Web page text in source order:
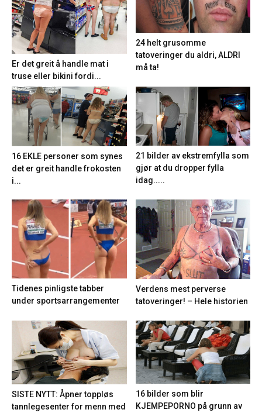
Er det greit å handle mat i
truse eller bikini fordi...
24 helt grusomme
tatoveringer du aldri, ALDRI
må ta!
16 EKLE personer som synes
det er greit handle frokosten
i...
21 bilder av ekstremfylla som
gjør at du dropper fylla
idag.....
Tidenes pinligste tabber
under sportsarrangementer
Verdens mest perverse
tatoveringer! – Hele historien
SISTE NYTT: Åpner toppløs
tannlegesenter for menn med
16 bilder som blir
KJEMPEPORNO på grunn av